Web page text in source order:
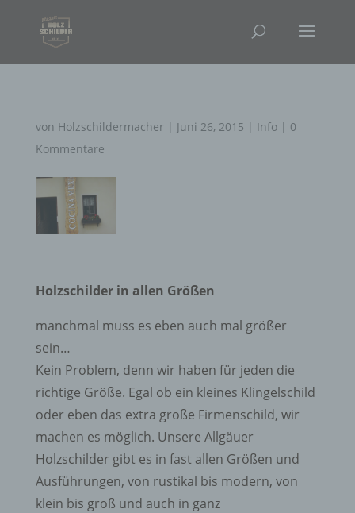
von Holzschildermacher | Juni 26, 2015 | Info| 0
Kommentare
Holzschilder in allen Größen
manchmal muss es eben auch mal größer
sein…
Kein Problem, denn wir haben für jeden die
richtige Größe. Egal ob ein kleines Klingelschild
oder eben das extra große Firmenschild, wir
machen es möglich. Unsere Allgäuer
Holzschilder gibt es in fast allen Größen und
Ausführungen, von rustikal bis modern, von
klein bis groß und auch in ganz